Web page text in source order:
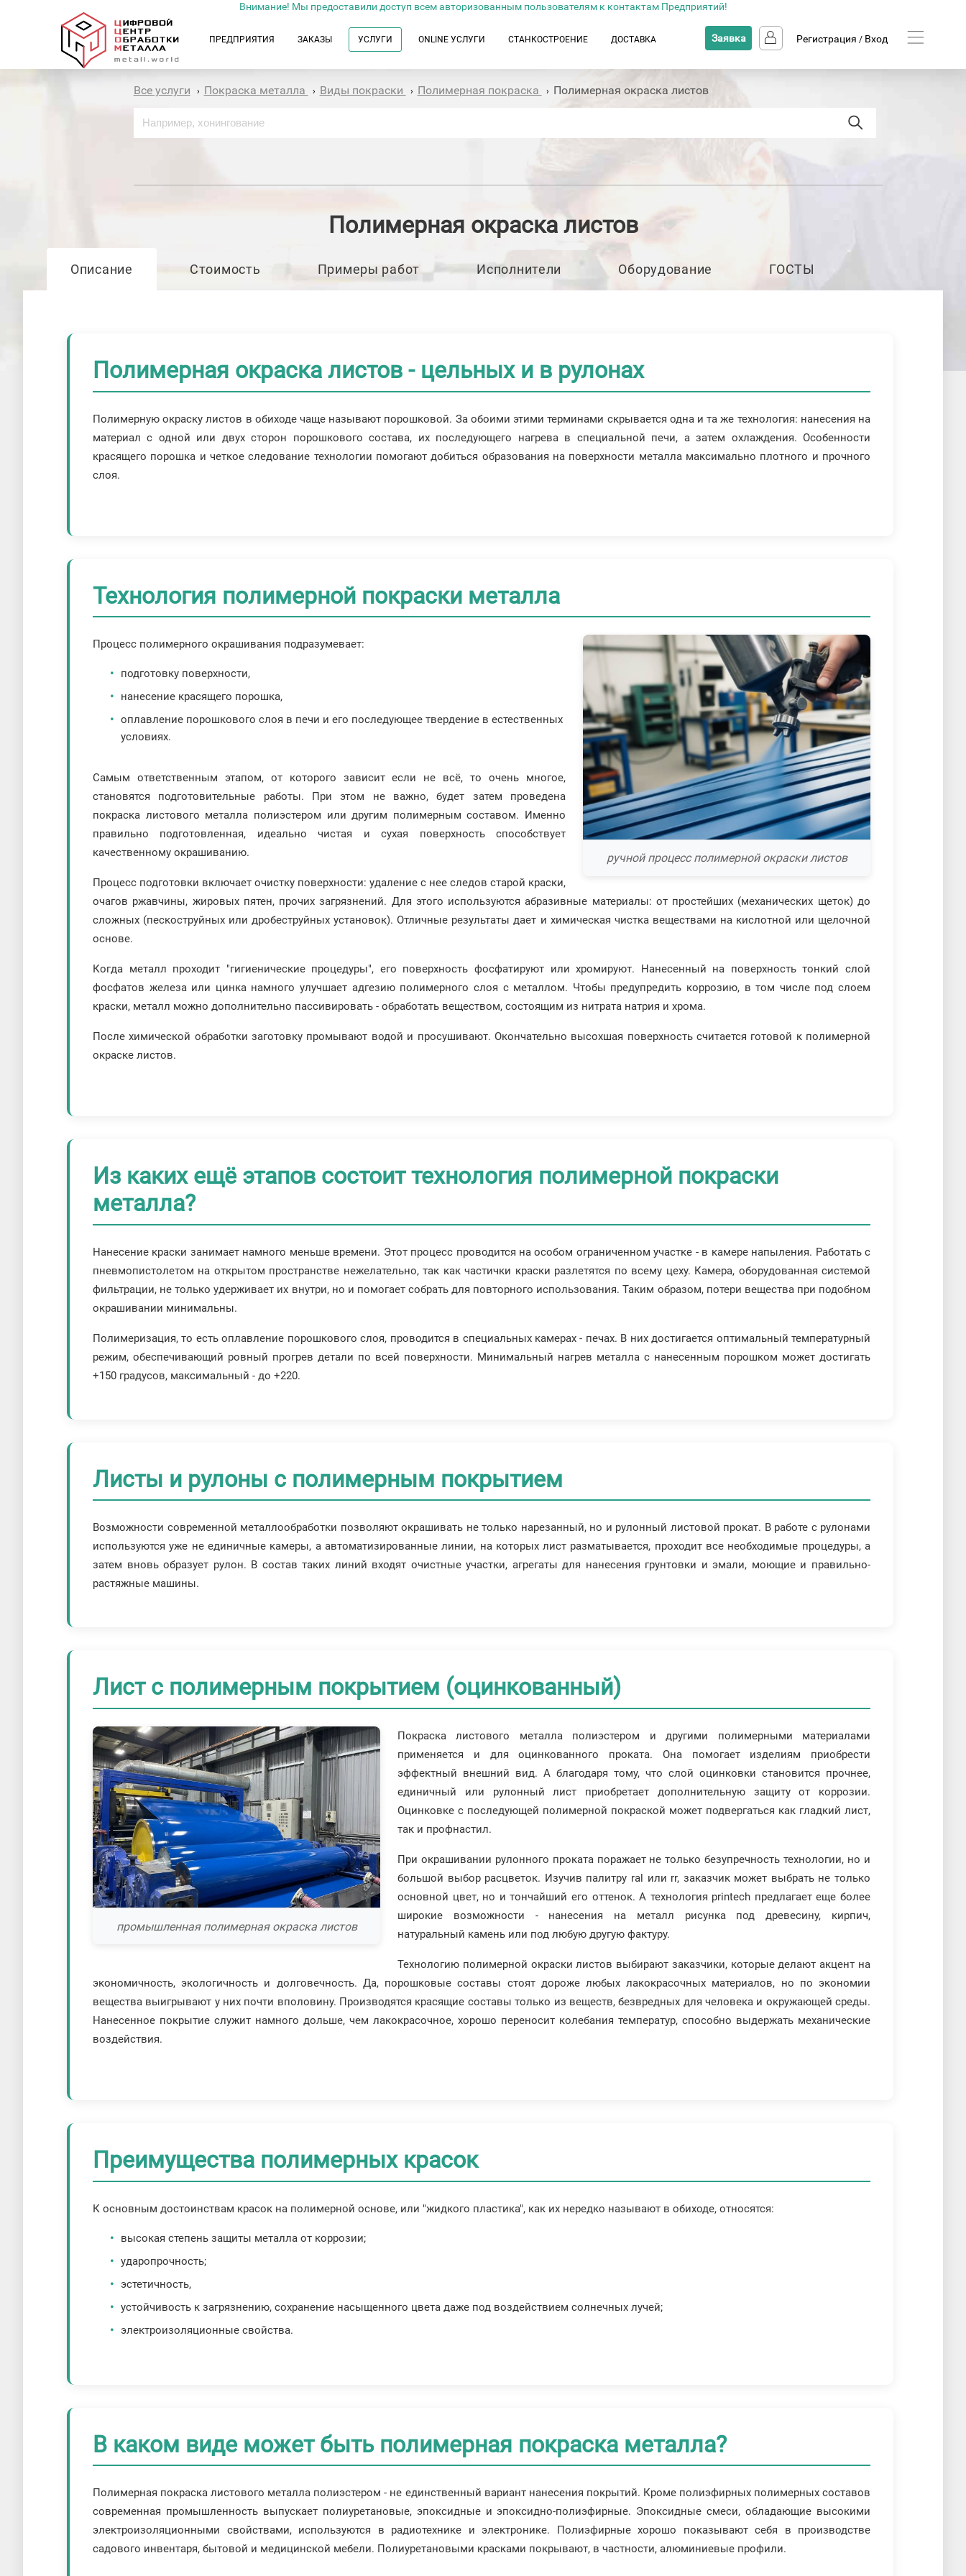
Внимание! Мы предоставили доступ всем авторизованным пользователям к контактам Предприятий!
ПРЕДПРИЯТИЯ ЗАКАЗЫ УСЛУГИ ONLINE УСЛУГИ СТАНКОСТРОЕНИЕ ДОСТАВКА Заявка Регистрация / Вход
Все услуги › Покраска металла › Виды покраски › Полимерная покраска › Полимерная окраска листов
Полимерная окраска листов
Описание Стоимость Примеры работ Исполнители Оборудование ГОСТЫ
Полимерная окраска листов - цельных и в рулонах
Полимерную окраску листов в обиходе чаще называют порошковой. За обоими этими терминами скрывается одна и та же технология: нанесения на
материал с одной или двух сторон порошкового состава, их последующего нагрева в специальной печи, а затем охлаждения. Особенности
красящего порошка и четкое следование технологии помогают добиться образования на поверхности металла максимально плотного и прочного
слоя.
Технология полимерной покраски металла
ручной процесс полимерной окраски листов
Процесс полимерного окрашивания подразумевает:
подготовку поверхности,
нанесение красящего порошка,
оплавление порошкового слоя в печи и его последующее твердение в естественных
условиях.
Самым ответственным этапом, от которого зависит если не всё, то очень многое,
становятся подготовительные работы. При этом не важно, будет затем проведена
покраска листового металла полиэстером или другим полимерным составом. Именно
правильно подготовленная, идеально чистая и сухая поверхность способствует
качественному окрашиванию.
Процесс подготовки включает очистку поверхности: удаление с нее следов старой краски,
очагов ржавчины, жировых пятен, прочих загрязнений. Для этого используются абразивные материалы: от простейших (механических щеток) до
сложных (пескоструйных или дробеструйных установок). Отличные результаты дает и химическая чистка веществами на кислотной или щелочной
основе.
Когда металл проходит "гигиенические процедуры", его поверхность фосфатируют или хромируют. Нанесенный на поверхность тонкий слой
фосфатов железа или цинка намного улучшает адгезию полимерного слоя с металлом. Чтобы предупредить коррозию, в том числе под слоем
краски, металл можно дополнительно пассивировать - обработать веществом, состоящим из нитрата натрия и хрома.
После химической обработки заготовку промывают водой и просушивают. Окончательно высохшая поверхность считается готовой к полимерной
окраске листов.
Из каких ещё этапов состоит технология полимерной покраски
металла?
Нанесение краски занимает намного меньше времени. Этот процесс проводится на особом ограниченном участке - в камере напыления. Работать с
пневмопистолетом на открытом пространстве нежелательно, так как частички краски разлетятся по всему цеху. Камера, оборудованная системой
фильтрации, не только удерживает их внутри, но и помогает собрать для повторного использования. Таким образом, потери вещества при подобном
окрашивании минимальны.
Полимеризация, то есть оплавление порошкового слоя, проводится в специальных камерах - печах. В них достигается оптимальный температурный
режим, обеспечивающий ровный прогрев детали по всей поверхности. Минимальный нагрев металла с нанесенным порошком может достигать
+150 градусов, максимальный - до +220.
Листы и рулоны с полимерным покрытием
Возможности современной металлообработки позволяют окрашивать не только нарезанный, но и рулонный листовой прокат. В работе с рулонами
используются уже не единичные камеры, а автоматизированные линии, на которых лист разматывается, проходит все необходимые процедуры, а
затем вновь образует рулон. В состав таких линий входят очистные участки, агрегаты для нанесения грунтовки и эмали, моющие и правильно-
растяжные машины.
Лист с полимерным покрытием (оцинкованный)
промышленная полимерная окраска листов
Покраска листового металла полиэстером и другими полимерными материалами
применяется и для оцинкованного проката. Она помогает изделиям приобрести
эффектный внешний вид. А благодаря тому, что слой оцинковки становится прочнее,
единичный или рулонный лист приобретает дополнительную защиту от коррозии.
Оцинковке с последующей полимерной покраской может подвергаться как гладкий лист,
так и профнастил.
При окрашивании рулонного проката поражает не только безупречность технологии, но и
большой выбор расцветок. Изучив палитру ral или rr, заказчик может выбрать не только
основной цвет, но и тончайший его оттенок. А технология printech предлагает еще более
широкие возможности - нанесения на металл рисунка под древесину, кирпич,
натуральный камень или под любую другую фактуру.
Технологию полимерной окраски листов выбирают заказчики, которые делают акцент на
экономичность, экологичность и долговечность. Да, порошковые составы стоят дороже любых лакокрасочных материалов, но по экономии
вещества выигрывают у них почти вполовину. Производятся красящие составы только из веществ, безвредных для человека и окружающей среды.
Нанесенное покрытие служит намного дольше, чем лакокрасочное, хорошо переносит колебания температур, способно выдержать механические
воздействия.
Преимущества полимерных красок
К основным достоинствам красок на полимерной основе, или "жидкого пластика", как их нередко называют в обиходе, относятся:
высокая степень защиты металла от коррозии;
ударопрочность;
эстетичность,
устойчивость к загрязнению, сохранение насыщенного цвета даже под воздействием солнечных лучей;
электроизоляционные свойства.
В каком виде может быть полимерная покраска металла?
Полимерная покраска листового металла полиэстером - не единственный вариант нанесения покрытий. Кроме полиэфирных полимерных составов
современная промышленность выпускает полиуретановые, эпоксидные и эпоксидно-полиэфирные. Эпоксидные смеси, обладающие высокими
электроизоляционными свойствами, используются в радиотехнике и электронике. Полиэфирные хорошо показывают себя в производстве
садового инвентаря, бытовой и медицинской мебели. Полиуретановыми красками покрывают, в частности, алюминиевые профили.